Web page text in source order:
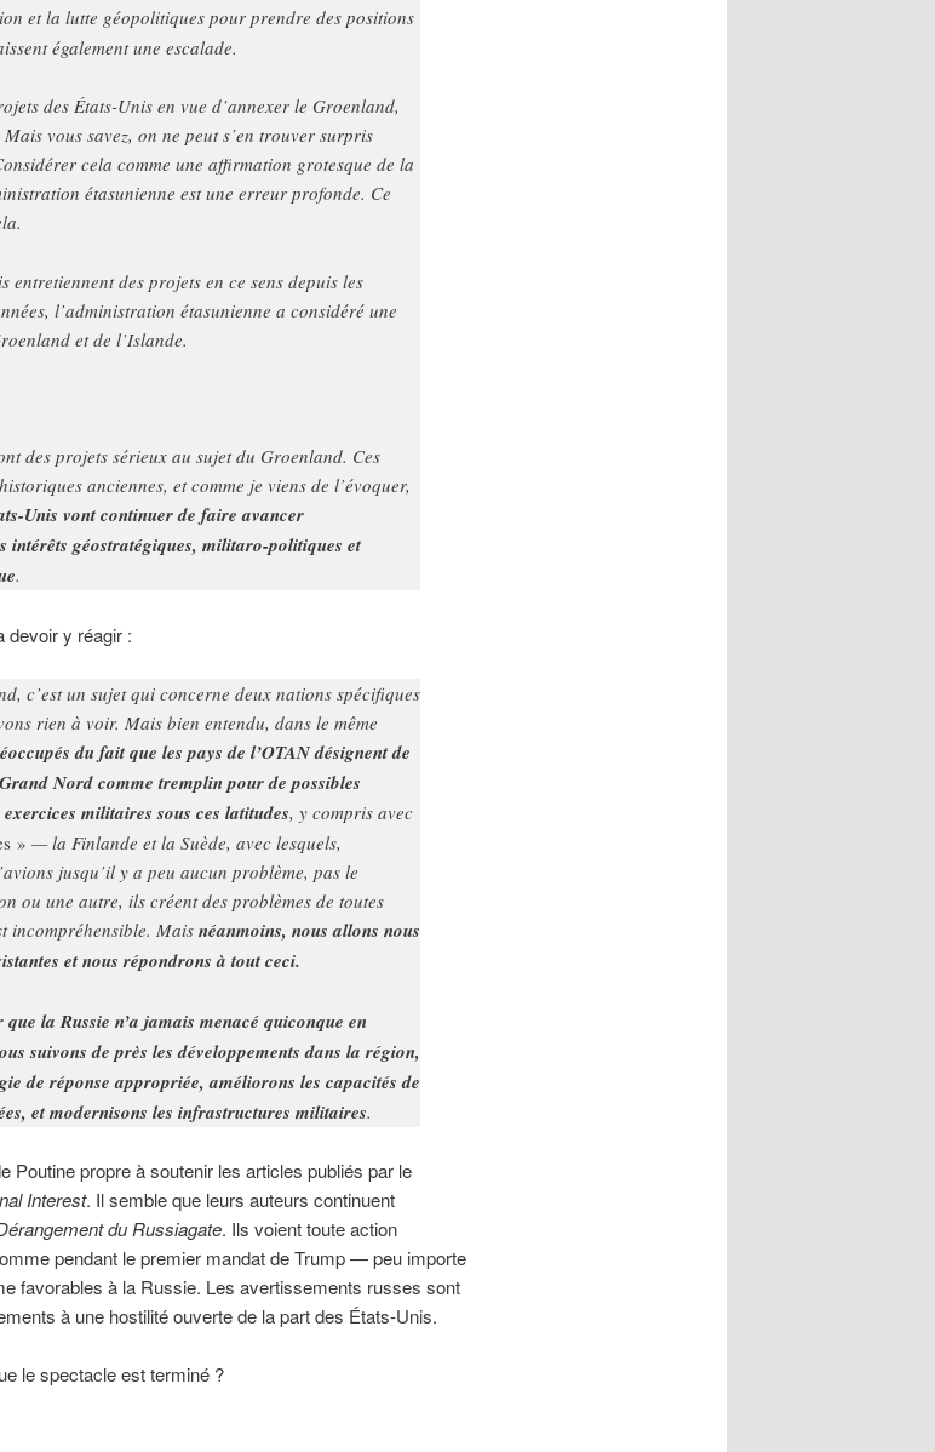
et la lutte géopolitiques pour prendre des positions
également une escalade.
des États-Unis en vue d’annexer le Groenland,
vous savez, on ne peut s’en trouver surpris
cela comme une affirmation grotesque de la
étasunienne est une erreur profonde. Ce
entretiennent des projets en ce sens depuis les
l’administration étasunienne a considéré une
et de l’Islande.
des projets sérieux au sujet du Groenland. Ces
anciennes, et comme je viens de l’évoquer,
Unis vont continuer de faire avancer
intérêts géostratégiques, militaro-politiques et
.
devoir y réagir :
c’est un sujet qui concerne deux nations spécifiques
rien à voir. Mais bien entendu, dans le même
du fait que les pays de l’OTAN désignent de
Nord comme tremplin pour de possibles
militaires sous ces latitudes, y compris avec
» — la Finlande et la Suède, avec lesquels,
jusqu’il y a peu aucun problème, pas le
ou une autre, ils créent des problèmes de toutes
incompréhensible. Maisnéanmoins, nous allons nous
et nous répondrons à tout ceci.
la Russie n’a jamais menacé quiconque en
suivons de près les développements dans la région,
de réponse appropriée, améliorons les capacités de
et modernisons les infrastructures militaires.
Poutine propre à soutenir les articles publiés par le
Interest. Il semble que leurs auteurs continuent
du Russiagate. Ils voient toute action
pendant le premier mandat de Trump — peu importe
favorables à la Russie. Les avertissements russes sont
à une hostilité ouverte de la part des États-Unis.
le spectacle est terminé ?